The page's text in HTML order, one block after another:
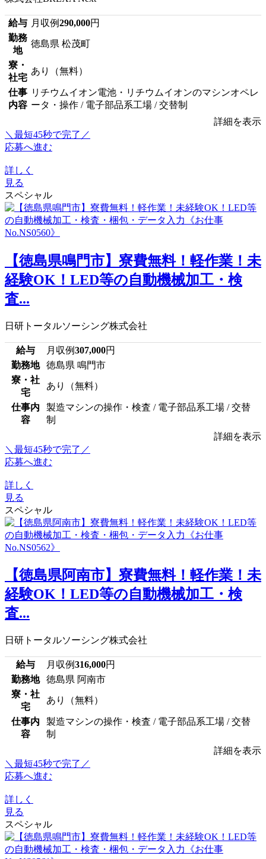
給与 月収例290,000円
勤務
地
徳島県 松茂町
寮・
社宅
あり（無料）
仕事
内容
リチウムイオン電池・リチウムイオンのマシンオペレ
ータ・操作 / 電子部品系工場 / 交替制
詳細を表示
＼最短45秒で完了／
応募へ進む
詳しく
見る
スペシャル
【徳島県鳴門市】寮費無料！軽作業！未
経験OK！LED等の自動機械加工・検
査...
日研トータルソーシング株式会社
給与 月収例307,000円
勤務地
徳島県 鳴門市
寮・社
宅
あり（無料）
仕事内
容
製造マシンの操作・検査 / 電子部品系工場 / 交替
制
詳細を表示
＼最短45秒で完了／
応募へ進む
詳しく
見る
スペシャル
【徳島県阿南市】寮費無料！軽作業！未
経験OK！LED等の自動機械加工・検
査...
日研トータルソーシング株式会社
給与 月収例316,000円
勤務地
徳島県 阿南市
寮・社
宅
あり（無料）
仕事内
容
製造マシンの操作・検査 / 電子部品系工場 / 交替
制
詳細を表示
＼最短45秒で完了／
応募へ進む
詳しく
見る
スペシャル